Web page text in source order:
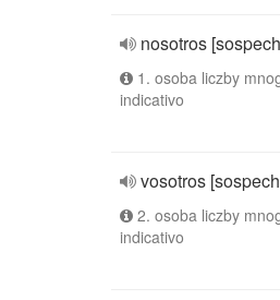
nosotros
1. osoba liczby
indicativo
vosotros
2. osoba liczby
indicativo